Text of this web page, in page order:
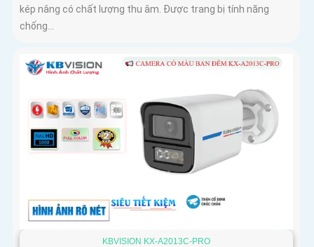
kép nâng có chất lượng thu âm. Được trang bị tính năng
chống...
KBVISION KX-A2013C-PRO